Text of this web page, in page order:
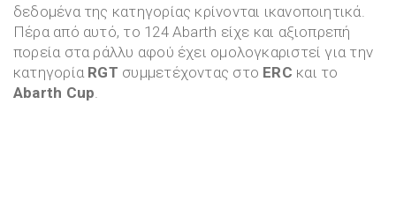
δεδομένα της κατηγορίας κρίνονται ικανοποιητικά.
Πέρα από αυτό, το 124 Abarth είχε και αξιοπρεπή
πορεία στα ράλλυ αφού έχει ομολογκαριστεί για την
κατηγορία RGT συμμετέχοντας στο ERC και το
Abarth Cup